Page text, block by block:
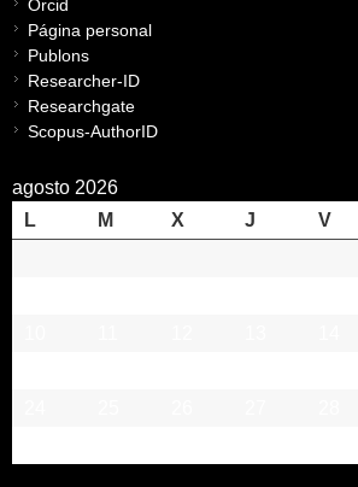
Orcid
Página personal
Publons
Researcher-ID
Researchgate
Scopus-AuthorID
agosto 2026
L
M X J V